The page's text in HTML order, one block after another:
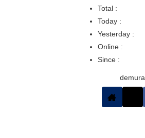
Total :
Today :
Yesterday :
Online :
Since :